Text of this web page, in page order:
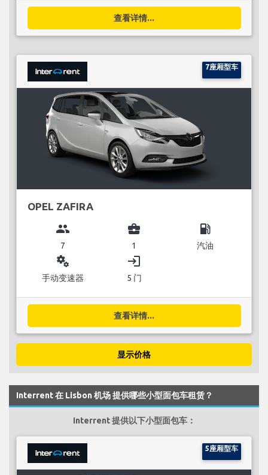
查看详情...
7座厢型车
OPEL ZAFIRA
group
7
business_center
1
local_gas_station
汽油
miscellaneous_services
手动变速器
login
5 门
查看详情...
显示价格
Interrent 在 Lisbon 机场 提供哪些小型面包车租赁？
Interrent 提供以下小型面包车：
5座厢型车